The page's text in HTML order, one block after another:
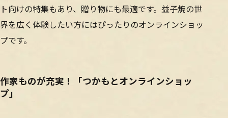
ト向けの特集もあり、贈り物にも最適です。益子焼の世
界を広く体験したい方にはぴったりのオンラインショッ
プです。
作家ものが充実！「つかもとオンラインショッ
プ」